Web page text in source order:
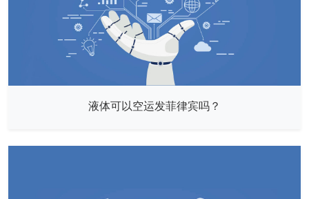
液体可以空运发菲律宾吗？